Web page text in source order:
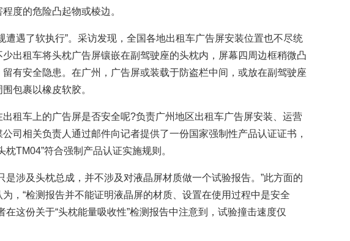
度的危险凸起物或棱边。
遭遇了软执行”。采访发现，全国各地出租车广告屏安装位置也不尽统
出租车将头枕广告屏镶嵌在副驾驶座的头枕内，屏幕四周边框稍微凸
留有安全隐患。在广州，广告屏或装载于防盗栏中间，或放在副驾驶座
包裹以橡皮软胶。
出租车上的广告屏是否安全呢?负责广州地区出租车广告屏安装、运营
司相关负责人通过邮件向记者提供了一份国家强制性产品认证证书，
枕TM04”符合强制产品认证实施规则。
是涉及头枕总成，并不涉及对液晶屏材质做一个试验报告。”此方面的
，“检测报告并不能证明液晶屏的材质、设置在使用过程中是安全
在这份关于“头枕能量吸收性”检测报告中注意到，试验撞击速度仅